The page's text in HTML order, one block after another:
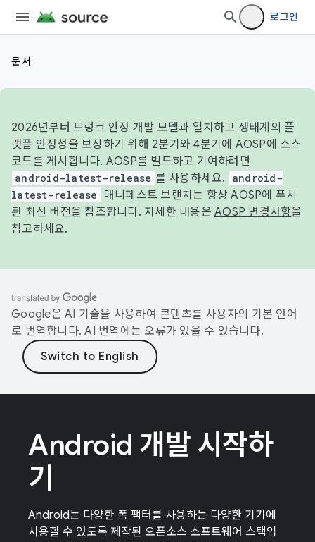
로그인
문서
2026년부터 트렁크 안정 개발 모델과 일치하고 생태계의 플
랫폼 안정성을 보장하기 위해 2분기와 4분기에 AOSP에 소스
코드를 게시합니다. AOSP를 빌드하고 기여하려면
android-latest-release 를 사용하세요.
android-
latest-release
매니페스트 브랜치는 항상 AOSP에 푸시
된 최신 버전을 참조합니다. 자세한 내용은 AOSP 변경사항을
참고하세요.
Google은 AI 기술을 사용하여 콘텐츠를 사용자의 기본 언어
로 번역합니다. AI 번역에는 오류가 있을 수 있습니다.
Android 개발 시작하
기
Android는 다양한 폼 팩터를 사용하는 다양한 기기에
사용할 수 있도록 제작된 오픈소스 소프트웨어 스택입